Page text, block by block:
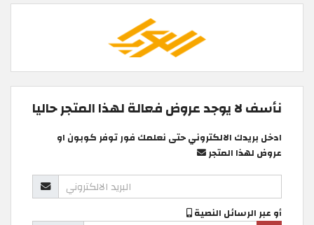
نأسف لا يوجد عروض فعالة لهذا المتجر حاليا
ادخل بريدك الالكتروني حتى نعلمك فور توفر كوبون او
عروض لهذا المتجر
أو عبر الرسائل النصية